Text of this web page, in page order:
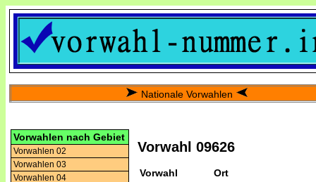
Nationale Vorwahlen
Vorwahlen nach Gebiet
Vorwahlen 02
Vorwahlen 03
Vorwahlen 04
Vorwahl 09626
Vorwahl
Ort